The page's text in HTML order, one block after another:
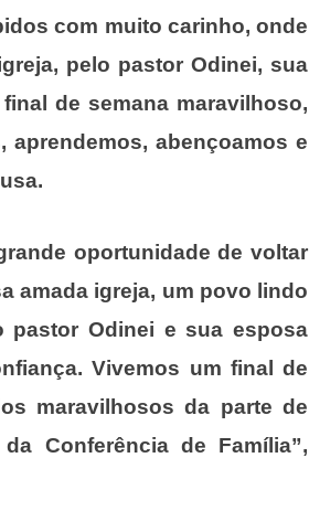
com muito carinho, onde
pelo pastor Odinei, sua
de semana maravilhoso,
aprendemos, abençoamos e
oportunidade de voltar
amada igreja, um povo lindo
pastor Odinei e sua esposa
Vivemos um final de
maravilhosos da parte de
Conferência de Família”,